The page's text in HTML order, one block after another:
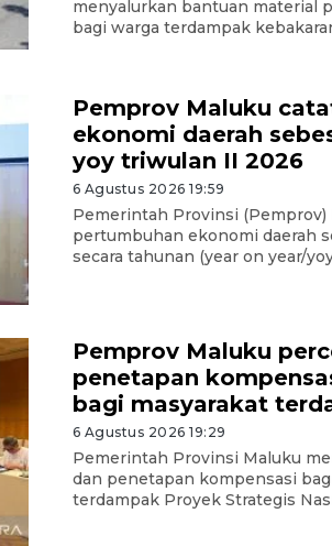
menyalurkan bantuan material
bagi warga terdampak
Pemprov Maluku
ekonomi daerah
yoy triwulan II 2026
6 Agustus 2026 19:59
Pemerintah Provinsi
pertumbuhan ekonomi daerah
secara tahunan (year on year/
Pemprov Maluku
penetapan
bagi masyarakat
6 Agustus 2026 19:29
Pemerintah Provinsi Maluku
dan penetapan kompensasi
terdampak Proyek Strategis